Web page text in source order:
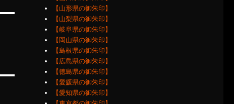
【山形県の御朱印】
【山梨県の御朱印】
【岐阜県の御朱印】
【岡山県の御朱印】
【島根県の御朱印】
【広島県の御朱印】
【徳島県の御朱印】
【愛媛県の御朱印】
【愛知県の御朱印】